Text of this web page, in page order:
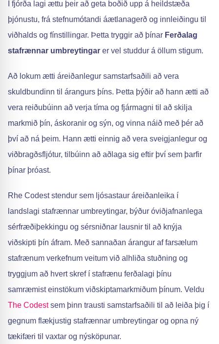
Í fjórða lagi ættu þeir að geta boðið upp á heildstæða
þjónustu, frá stefnumótandi áætlanagerð og innleiðingu til
viðhalds og fínstillingar. Þetta tryggir að þínar Ferðalag
stafrænnar umbreytingar er vel studdur á öllum stigum.
Að lokum ætti áreiðanlegur samstarfsaðili að vera
skuldbundinn til árangurs þíns. Þetta þýðir að hann ætti að
vera reiðubúinn að verja tíma og fjármagni til að skilja
markmið þín, áskoranir og sýn, og vinna náið með þér að
því að ná þeim. Hann ætti einnig að vera sveigjanlegur og
viðbragðsfljótur, tilbúinn að aðlaga sig eftir því sem þarfir
þínar þróast.
Rhe Codest stendur sem ljósastaur áreiðanleika í
landslagi stafrænnar umbreytingar, býður óviðjafnanlega
sérfræðiþekkingu og sérsniðnar lausnir til að knýja
viðskipti þín áfram. Með sannaðan árangur af farsælum
stafrænum verkefnum veitum við alhliða stuðning og
tryggjum að hvert skref í stafrænu ferðalagi þínu
samræmist einstökum viðskiptamarkmiðum þínum. Veldu
The Codestsem þinn trausti samstarfsaðili til að leiða þig í
gegnum flækjustig stafrænnar umbreytingar og opna ný
tækifæri til vaxtar og nýsköpunar.